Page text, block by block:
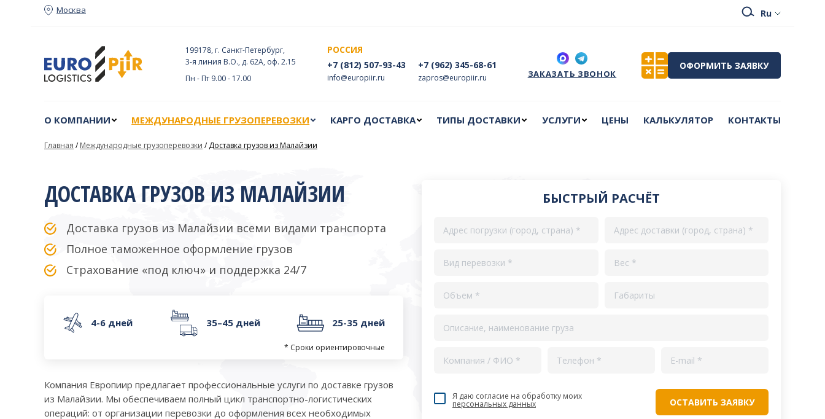
Москва
199178, г. Санкт-Петербург,
3-я линия В.О., д. 62А, оф. 2.15
Пн - Пт 9.00 - 17.00
РОССИЯ
+7 (812) 507-93-43
info@europiir.ru
+7 (962) 345-68-61
zapros@europiir.ru ЗАКАЗАТЬ ЗВОНОК
ОФОРМИТЬ ЗАЯВКУ
О КОМПАНИИ МЕЖДУНАРОДНЫЕ ГРУЗОПЕРЕВОЗКИ КАРГО ДОСТАВКА ТИПЫ ДОСТАВКИ УСЛУГИ ЦЕНЫ КАЛЬКУЛЯТОР КОНТАКТЫ
Главная /Международные грузоперевозки /Доставка грузов из Малайзии
ДОСТАВКА ГРУЗОВ ИЗ МАЛАЙЗИИ
Доставка грузов из Малайзии всеми видами транспорта
Полное таможенное оформление грузов
Страхование «под ключ» и поддержка 24/7
4-6 дней 35–45 дней 25-35 дней
* Сроки ориентировочные
Компания Европиир предлагает профессиональные услуги по доставке грузов
из Малайзии. Мы обеспечиваем полный цикл транспортно-логистических
операций: от организации перевозки до оформления всех необходимых
БЫСТРЫЙ РАСЧЁТ
Я даю согласие на обработку моих
персональных данных
О КОМПАНИИ КОНТАКТЫ